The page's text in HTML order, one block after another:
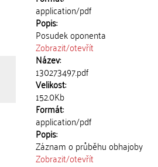
application/pdf
Popis:
Posudek oponenta
Zobrazit/otevřít
Název:
130273497.pdf
Velikost:
152.0Kb
Formát:
application/pdf
Popis:
Záznam o průběhu obhajoby
Zobrazit/otevřít